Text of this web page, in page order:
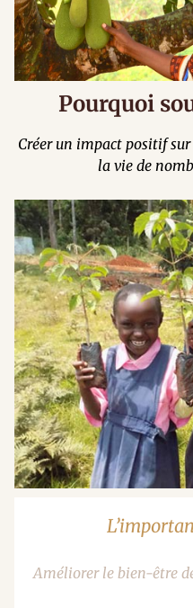
Pourquoi
Créer un impact positif
la vie de
Améliorer le bien-être